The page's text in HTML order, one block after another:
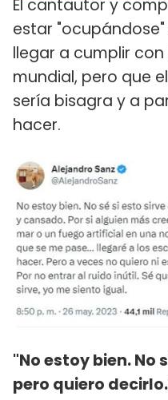
El cantautor y
estar
llegar a cumplir
mundial, pero que
sería bisagra y a
hacer.
"No estoy bien. No
pero quiero